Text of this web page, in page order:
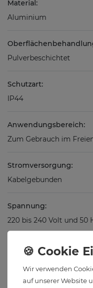
Material:
Aluminium
Pulverbeschichtet
Schutzart:
IP44
Anwendungsbereich:
Zum Gebrauch im
Stromversorgung:
Kabelgebunden
Spannung:
220 bis 240 Volt und 50
Elektr. Schutzklasse:
Wir verwenden
auf unserer Website